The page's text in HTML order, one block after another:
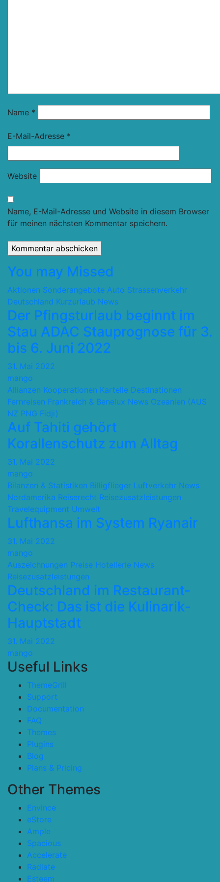
Name *
E-Mail-Adresse *
Website
Name, E-Mail-Adresse und Website in diesem Browser
für meinen nächsten Kommentar speichern.
You may Missed
Aktionen Sonderangebote Auto Strassenverkehr
Deutschland Kurzurlaub News
Der Pfingsturlaub beginnt im
Stau ADAC Stauprognose für 3.
bis 6. Juni 2022
31. Mai 2022
mango
Allianzen Kooperationen Kartelle Destinationen
Fernreisen Frankreich & Benelux News Ozeanien (AUS
NZ PNG Fidji)
Auf Tahiti gehört
Korallenschutz zum Alltag
31. Mai 2022
mango
Bilanzen & Statistiken Billigflieger Luftverkehr News
Nordamerika Reiserecht Reisezusatzleistungen
Travelequipment Umwelt
Lufthansa im System Ryanair
31. Mai 2022
mango
Auszeichnungen Preise Hotellerie News
Reisezusatzleistungen
Deutschland im Restaurant-
Check: Das ist die Kulinarik-
Hauptstadt
31. Mai 2022
mango
Useful Links
ThemeGrill
Support
Documentation
FAQ
Themes
Plugins
Blog
Plans & Pricing
Other Themes
Envince
eStore
Ample
Spacious
Accelerate
Radiate
Esteem